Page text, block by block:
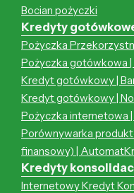
Bocian pożyczki
Kredyty
Pożyczka
Pożyczka gotówkowa |
Kredyt gotówkowy |
Kredyt gotówkowy |
Pożyczka internetowa |
Porównywarka
finansowy) |
Kredyty
Internetowy Kredyt